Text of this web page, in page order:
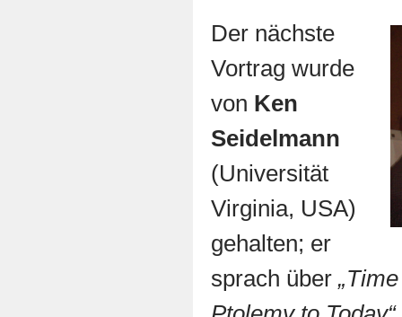
Der nächste
Vortrag wurde
von Ken
Seidelmann
(Universität
Virginia, USA)
gehalten; er
sprach über